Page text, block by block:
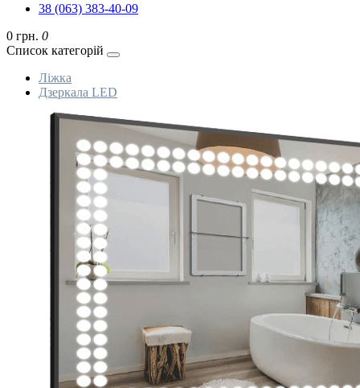
38 (063) 383-40-09
0 грн. 0
Список категорій
Ліжка
Дзеркала LED